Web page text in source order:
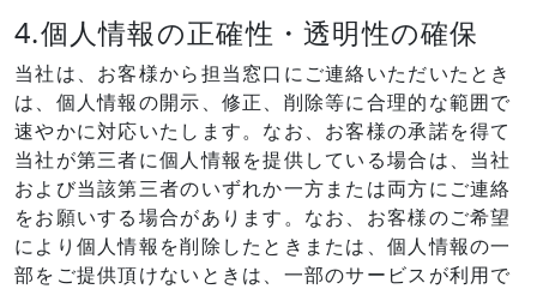
4.個人情報の正確性・透明性の確保
当社は、お客様から担当窓口にご連絡いただいたとき
は、個人情報の開示、修正、削除等に合理的な範囲で
速やかに対応いたします。なお、お客様の承諾を得て
当社が第三者に個人情報を提供している場合は、当社
および当該第三者のいずれか一方または両方にご連絡
をお願いする場合があります。なお、お客様のご希望
により個人情報を削除したときまたは、個人情報の一
部をご提供頂けないときは、一部のサービスが利用で